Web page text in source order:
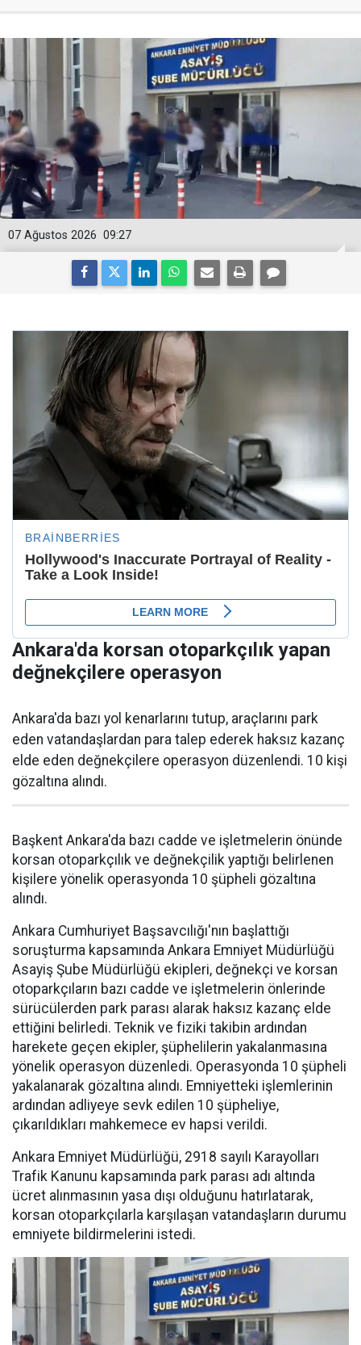
09:27
07 Ağustos 2026
Ankara'da korsan otoparkçılık yapan
değnekçilere operasyon
Ankara'da bazı yol kenarlarını tutup, araçlarını park
eden vatandaşlardan para talep ederek haksız kazanç
elde eden değnekçilere operasyon düzenlendi. 10 kişi
gözaltına alındı.
Başkent Ankara'da bazı cadde ve işletmelerin önünde
korsan otoparkçılık ve değnekçilik yaptığı belirlenen
kişilere yönelik operasyonda 10 şüpheli gözaltına
alındı.
Ankara Cumhuriyet Başsavcılığı'nın başlattığı
soruşturma kapsamında Ankara Emniyet Müdürlüğü
Asayiş Şube Müdürlüğü ekipleri, değnekçi ve korsan
otoparkçıların bazı cadde ve işletmelerin önlerinde
sürücülerden park parası alarak haksız kazanç elde
ettiğini belirledi. Teknik ve fiziki takibin ardından
harekete geçen ekipler, şüphelilerin yakalanmasına
yönelik operasyon düzenledi. Operasyonda 10 şüpheli
yakalanarak gözaltına alındı. Emniyetteki işlemlerinin
ardından adliyeye sevk edilen 10 şüpheliye,
çıkarıldıkları mahkemece ev hapsi verildi.
Ankara Emniyet Müdürlüğü, 2918 sayılı Karayolları
Trafik Kanunu kapsamında park parası adı altında
ücret alınmasının yasa dışı olduğunu hatırlatarak,
korsan otoparkçılarla karşılaşan vatandaşların durumu
emniyete bildirmelerini istedi.